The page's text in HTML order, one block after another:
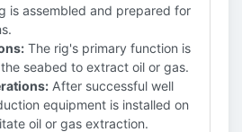
is assembled and prepared for
The rig's primary function is
seabed to extract oil or gas.
After successful well
equipment is installed on
oil or gas extraction.